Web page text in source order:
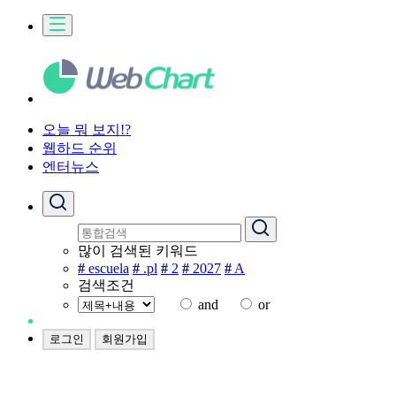
오늘 뭐 보지!?
웹하드 순위
엔터뉴스
많이 검색된 키워드
# escuela # .pl # 2 # 2027 # A
검색조건
and
or
로그인 회원가입